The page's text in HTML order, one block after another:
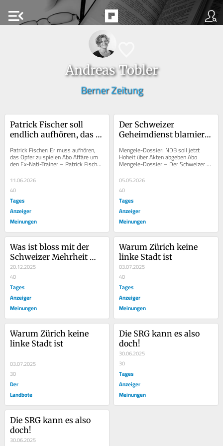
menu_open
Andreas Tobler
Berner Zeitung
Patrick Fischer soll
endlich aufhören, das
Patrick Fischer: Er muss aufhören,
das Opfer zu spielen Abo Affäre um
den Ex-Nati-Trainer – Patrick Fischer
11.06.2026
40
Tages
Anzeiger
Meinungen
Der Schweizer
Geheimdienst blamiert
Knochen
Mengele-Dossier: NDB soll jetzt
Hoheit über Akten abgeben Abo
Mengele-Dossier – Der Schweizer
Geheimdienst blamiert sich bis auf
die Knochen Im...
05.05.2026
40
Tages
Anzeiger
Meinungen
Was ist bloss mit der
Schweizer Mehrheit
los?
20.12.2025
40
Tages
Anzeiger
Meinungen
Warum Zürich keine
linke Stadt ist
03.07.2025
40
Tages
Anzeiger
Meinungen
Warum Zürich keine
linke Stadt ist
03.07.2025
30
Der
Landbote
Die SRG kann es also
doch!
30.06.2025
30
Tages
Anzeiger
Meinungen
Die SRG kann es also
doch!
30.06.2025